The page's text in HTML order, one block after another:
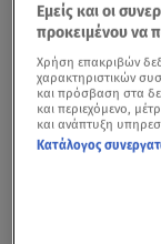
Εμείς και οι
προκειμένου να
Χρήση επακριβών
χαρακτηριστικών
και πρόσβαση στα
και περιεχόμενο,
και ανάπτυξη
Κατάλογος